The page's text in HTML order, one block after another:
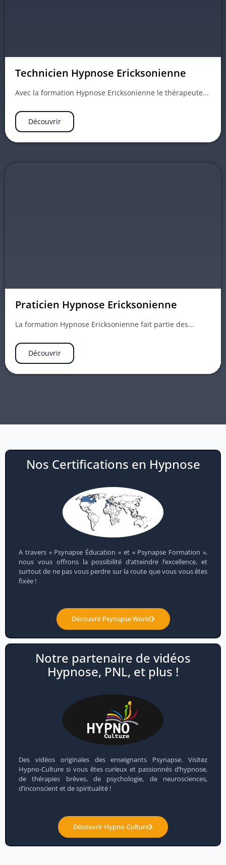
Technicien Hypnose Ericksonienne
Avec la formation Hypnose Ericksonienne le thérapeute...
Découvrir
Praticien Hypnose Ericksonienne
La formation Hypnose Ericksonienne fait partie des...
Découvrir
Nos Certifications en Hypnose
A travers « Psynapse Éducation » et « Psynapse Formation »,
nous vous offrons la possibilité d’atteindre l’excellence, et
surtout de ne pas vous perdre sur la route que vous vous êtes
fixée !
Découvrir Psynapse World
Notre partenaire de vidéos
Hypnose, PNL, et plus !
Des vidéos originales des enseignants Psynapse. Visitez
Hypno-Culture si vous êtes curieux et passionnés d’hypnose,
de thérapies brèves, de psychologie, de neurosciences,
d’inconscient et de spiritualité !
Découvrir Hypno-Culture